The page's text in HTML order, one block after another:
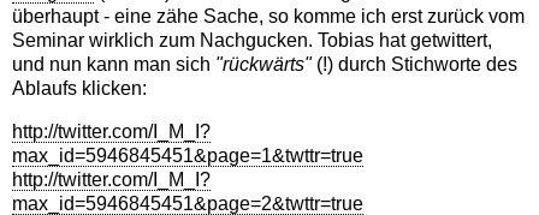
überhaupt - eine zähe Sache, so komme ich erst zurück vom
Seminar wirklich zum Nachgucken. Tobias hat getwittert,
und nun kann man sich "rückwärts"(!) durch Stichworte des
Ablaufs klicken:
http://twitter.com/I_M_I?
max_id=5946845451&page=1&twttr=true
http://twitter.com/I_M_I?
max_id=5946845451&page=2&twttr=true